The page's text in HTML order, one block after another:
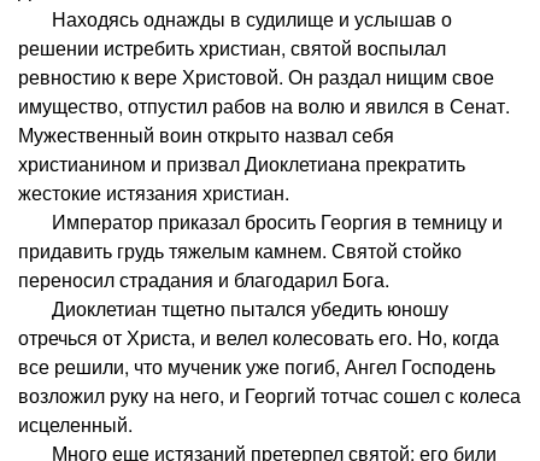
Находясь однажды в судилище и услышав о
решении истребить христиан, святой воспылал
ревностию к вере Христовой. Он раздал нищим свое
имущество, отпустил рабов на волю и явился в Сенат.
Мужественный воин открыто назвал себя
христианином и призвал Диоклетиана прекратить
жестокие истязания христиан.
Император приказал бросить Георгия в темницу и
придавить грудь тяжелым камнем. Святой стойко
переносил страдания и благодарил Бога.
Диоклетиан тщетно пытался убедить юношу
отречься от Христа, и велел колесовать его. Но, когда
все решили, что мученик уже погиб, Ангел Господень
возложил руку на него, и Георгий тотчас сошел с колеса
исцеленный.
Много еще истязаний претерпел святой: его били